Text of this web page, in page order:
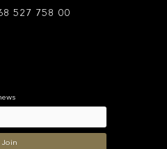
527 758 00